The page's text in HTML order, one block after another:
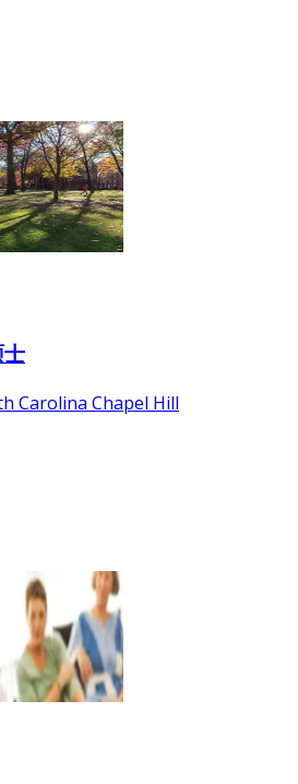
Carolina Chapel Hill